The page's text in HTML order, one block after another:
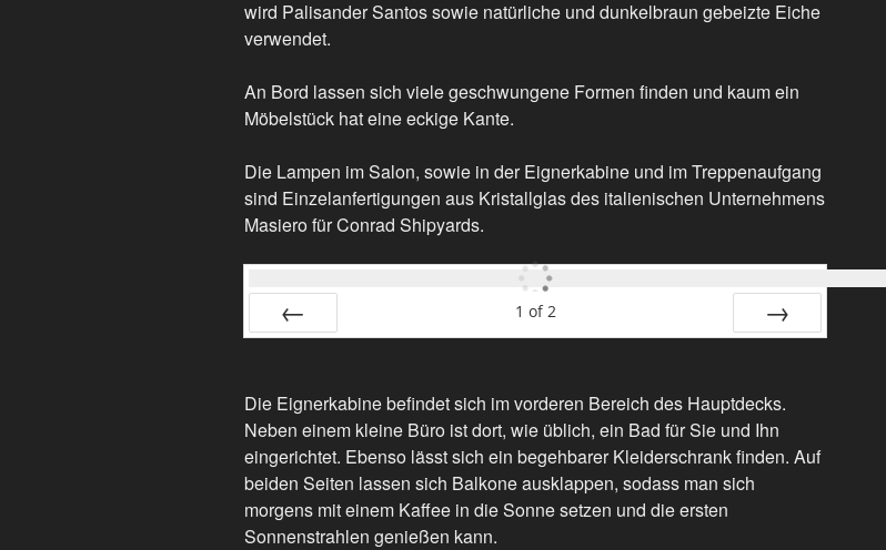
wird Palisander Santos sowie natürliche und dunkelbraun gebeizte Eiche
verwendet.
An Bord lassen sich viele geschwungene Formen finden und kaum ein
Möbelstück hat eine eckige Kante.
Die Lampen im Salon, sowie in der Eignerkabine und im Treppenaufgang
sind Einzelanfertigungen aus Kristallglas des italienischen Unternehmens
Masiero für Conrad Shipyards.
1 of 2
Die Eignerkabine befindet sich im vorderen Bereich des Hauptdecks.
Neben einem kleine Büro ist dort, wie üblich, ein Bad für Sie und Ihn
eingerichtet. Ebenso lässt sich ein begehbarer Kleiderschrank finden. Auf
beiden Seiten lassen sich Balkone ausklappen, sodass man sich
morgens mit einem Kaffee in die Sonne setzen und die ersten
Sonnenstrahlen genießen kann.